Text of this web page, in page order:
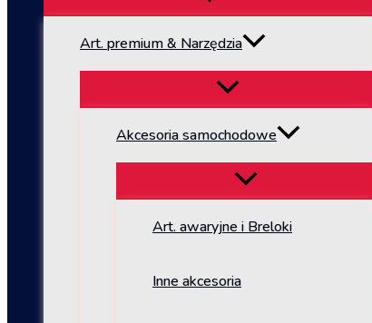
Art. premium & Narzędzia
Akcesoria samochodowe
Art. awaryjne i Breloki
Inne akcesoria